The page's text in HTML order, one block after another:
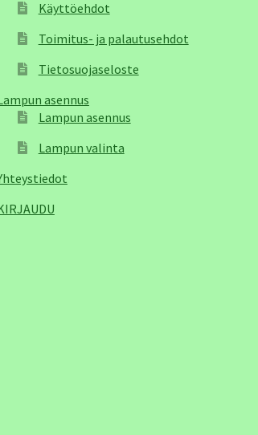
Käyttöehdot
Toimitus- ja palautusehdot
Tietosuojaseloste
asennus
Lampun asennus
Lampun valinta